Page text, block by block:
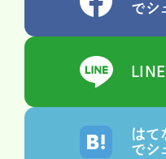
でシ
はて
でシ